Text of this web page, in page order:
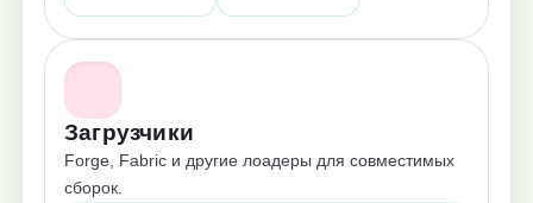
Загрузчики
Forge, Fabric и другие лоадеры для совместимых
сборок.